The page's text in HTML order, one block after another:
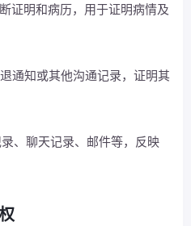
证明和病历，用于证明病情及
通知或其他沟通记录，证明其
、聊天记录、邮件等，反映